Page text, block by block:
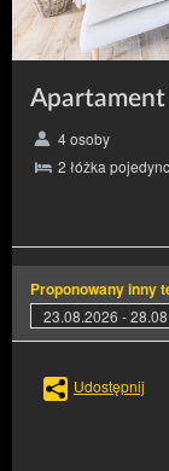
4 osoby
2 łóżka
Proponowany inny
23.08.2026 -
Udostępnij